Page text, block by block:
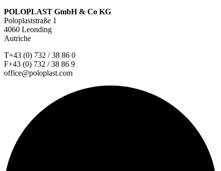
POLOPLAST GmbH & Co KG
Poloplaststraße 1
4060 Leonding
Autriche
T+43 (0) 732 / 38 86 0
F+43 (0) 732 / 38 86 9
office@poloplast.com